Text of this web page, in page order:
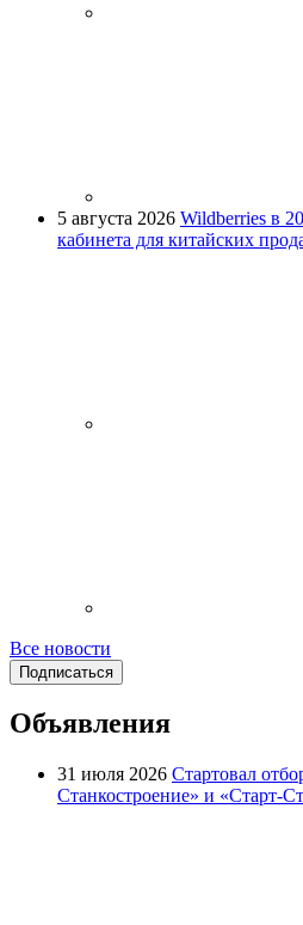
5 августа 2026 Wildberries в
кабинета для китайских
Все новости
Подписаться
Объявления
31 июля 2026 Стартовал
Станкостроение» и «Старт-